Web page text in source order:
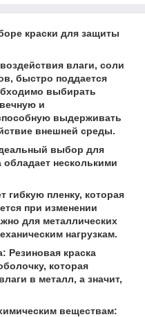
краски для защиты
влаги, соли
быстро поддается
выбирать
и
выдерживать
внешней среды.
выбор для
несколькими
гибкую пленку, которая
при изменении
для металлических
нагрузкам.
Резиновая краска
которая
в металл, а значит,
веществам: